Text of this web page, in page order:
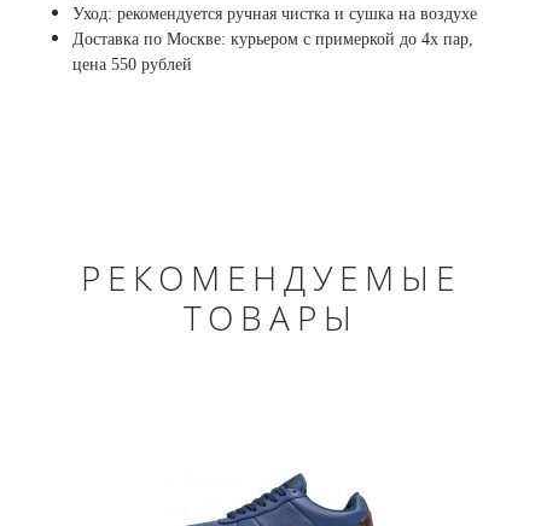
Уход: рекомендуется ручная чистка и сушка на воздухе
Доставка по Москве: курьером с примеркой до 4х пар,
цена 550 рублей
РЕКОМЕНДУЕМЫЕ
ТОВАРЫ